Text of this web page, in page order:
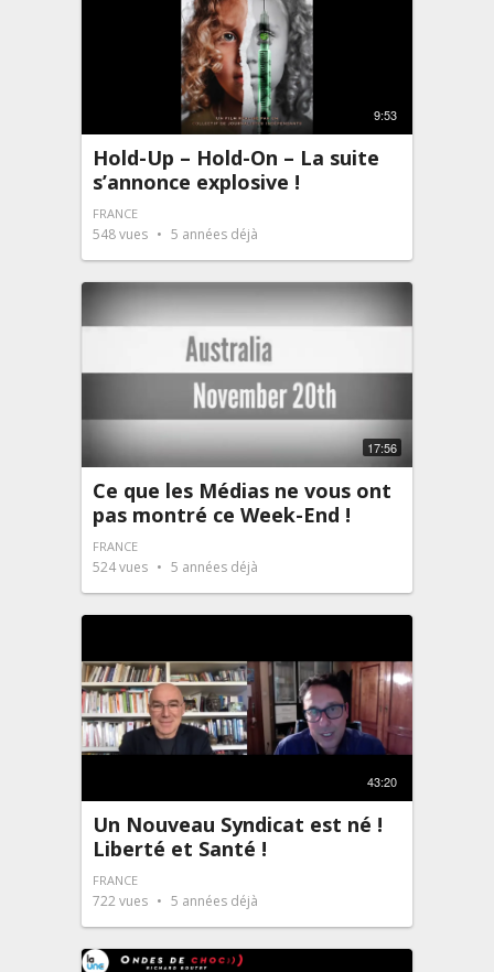
9:53
Hold-Up – Hold-On – La suite
s’annonce explosive !
FRANCE
548vues 5 années déjà
17:56
Ce que les Médias ne vous ont
pas montré ce Week-End !
FRANCE
524vues 5 années déjà
43:20
Un Nouveau Syndicat est né !
Liberté et Santé !
FRANCE
722vues 5 années déjà